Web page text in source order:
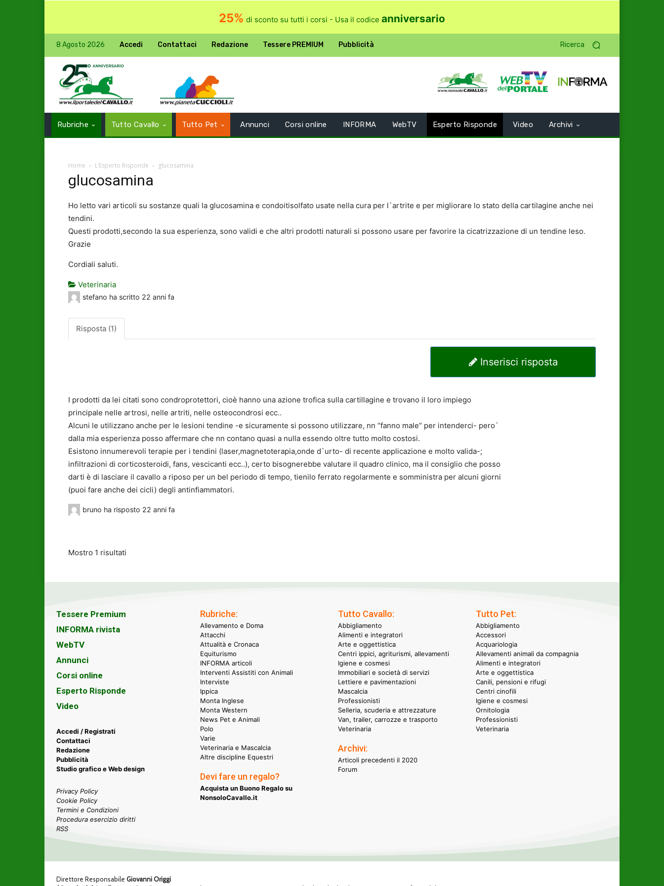
25% di sconto su tutti i corsi - Usa il codice anniversario
8 Agosto 2026 Accedi Contattaci Redazione Tessere PREMIUM Pubblicità Ricerca
Rubriche Tutto Cavallo Tutto Pet Annunci Corsi online INFORMA WebTV Esperto Risponde Video Archivi
Home L’Esperto Risponde glucosamina
glucosamina
Ho letto vari articoli su sostanze quali la glucosamina e condoitisolfato usate nella cura per l`artrite e per migliorare lo stato della cartilagine anche nei
tendini.
Questi prodotti,secondo la sua esperienza, sono validi e che altri prodotti naturali si possono usare per favorire la cicatrizzazione di un tendine leso.
Grazie
Cordiali saluti.
Veterinaria
stefano ha scritto 22 anni fa
Risposta (1)
Inserisci risposta
I prodotti da lei citati sono condroprotettori, cioè hanno una azione trofica sulla cartillagine e trovano il loro impiego
principale nelle artrosi, nelle artriti, nelle osteocondrosi ecc..
Alcuni le utilizzano anche per le lesioni tendine -e sicuramente si possono utilizzare, nn “fanno male“ per intenderci- pero`
dalla mia esperienza posso affermare che nn contano quasi a nulla essendo oltre tutto molto costosi.
Esistono innumerevoli terapie per i tendini (laser,magnetoterapia,onde d`urto- di recente applicazione e molto valida-;
infiltrazioni di corticosteroidi, fans, vescicanti ecc..), certo bisognerebbe valutare il quadro clinico, ma il consiglio che posso
darti è di lasciare il cavallo a riposo per un bel periodo di tempo, tienilo ferrato regolarmente e somministra per alcuni giorni
(puoi fare anche dei cicli) degli antinfiammatori.
bruno ha risposto 22 anni fa
Mostro 1 risultati
Tessere Premium
INFORMA rivista
WebTV
Annunci
Corsi online
Esperto Risponde
Video
Accedi / Registrati
Contattaci
Redazione
Pubblicità
Studio grafico e Web design
Privacy Policy
Cookie Policy
Termini e Condizioni
Procedura esercizio diritti
RSS
Rubriche:
Allevamento e Doma
Attacchi
Attualità e Cronaca
Equiturismo
INFORMA articoli
Interventi Assistiti con Animali
Interviste
Ippica
Monta Inglese
Monta Western
News Pet e Animali
Polo
Varie
Veterinaria e Mascalcia
Altre discipline Equestri
Devi fare un regalo?
Acquista un Buono Regalo su
NonsoloCavallo.it
Tutto Cavallo:
Abbigliamento
Alimenti e integratori
Arte e oggettistica
Centri ippici, agriturismi, allevamenti
Igiene e cosmesi
Immobiliari e società di servizi
Lettiere e pavimentazioni
Mascalcia
Professionisti
Selleria, scuderia e attrezzature
Van, trailer, carrozze e trasporto
Veterinaria
Archivi:
Articoli precedenti il 2020
Forum
Tutto Pet:
Abbigliamento
Accessori
Acquariologia
Allevamenti animali da compagnia
Alimenti e integratori
Arte e oggettistica
Canili, pensioni e rifugi
Centri cinofili
Igiene e cosmesi
Ornitologia
Professionisti
Veterinaria
Direttore Responsabile Giovanni Origgi